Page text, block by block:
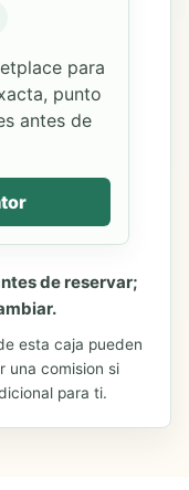
para
punto
antes de
de reservar;
esta caja pueden
una comision si
para ti.